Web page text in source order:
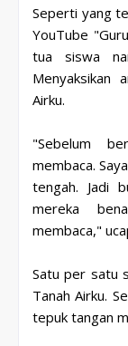
Seperti yang
YouTube
tua siswa
Menyaksikan
Airku.
"Sebelum
membaca.
tengah. Jadi
mereka
membaca,"
Satu per satu
Tanah Airku.
tepuk tangan